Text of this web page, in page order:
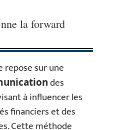
la forward
repose sur une
des
à influencer les
financiers et des
Cette méthode